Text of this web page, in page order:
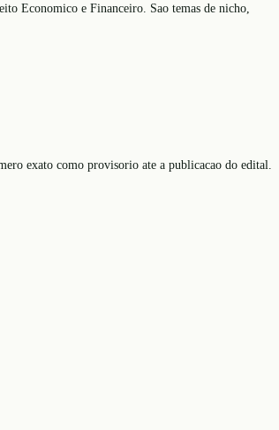
Economico e Financeiro. Sao temas de nicho,
exato como provisorio ate a publicacao do edital.